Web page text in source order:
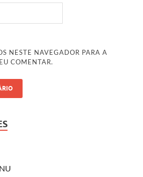
NESTE NAVEGADOR PARA A
COMENTAR.